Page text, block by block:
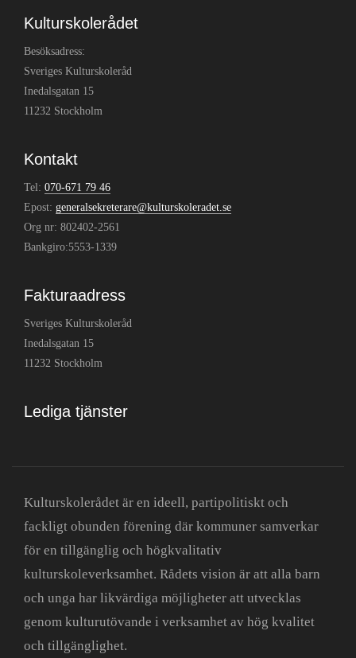
Kulturskolerådet
Besöksadress:
Sveriges Kulturskoleråd
Inedalsgatan 15
11232 Stockholm
Kontakt
Tel: 070-671 79 46
Epost: generalsekreterare@kulturskoleradet.se
Org nr: 802402-2561
Bankgiro:5553-1339
Fakturaadress
Sveriges Kulturskoleråd
Inedalsgatan 15
11232 Stockholm
Lediga tjänster
Kulturskolerådet är en ideell, partipolitiskt och
fackligt obunden förening där kommuner samverkar
för en tillgänglig och högkvalitativ
kulturskoleverksamhet. Rådets vision är att alla barn
och unga har likvärdiga möjligheter att utvecklas
genom kulturutövande i verksamhet av hög kvalitet
och tillgänglighet.